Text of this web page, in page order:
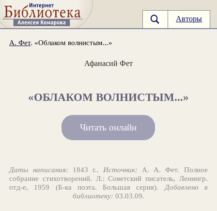
Авторы
А. Фет. «Облаком волнистым...»
Афанасий Фет
«ОБЛАКОМ ВОЛНИСТЫМ...»
Читать онлайн
Даты написания: 1843 г.. Источник: А. А. Фет. Полное
собрание стихотворений. Л.: Советский писатель, Ленингр.
отд-е, 1959 (Б-ка поэта. Большая серия).Добавлено в
библиотеку: 03.03.09.